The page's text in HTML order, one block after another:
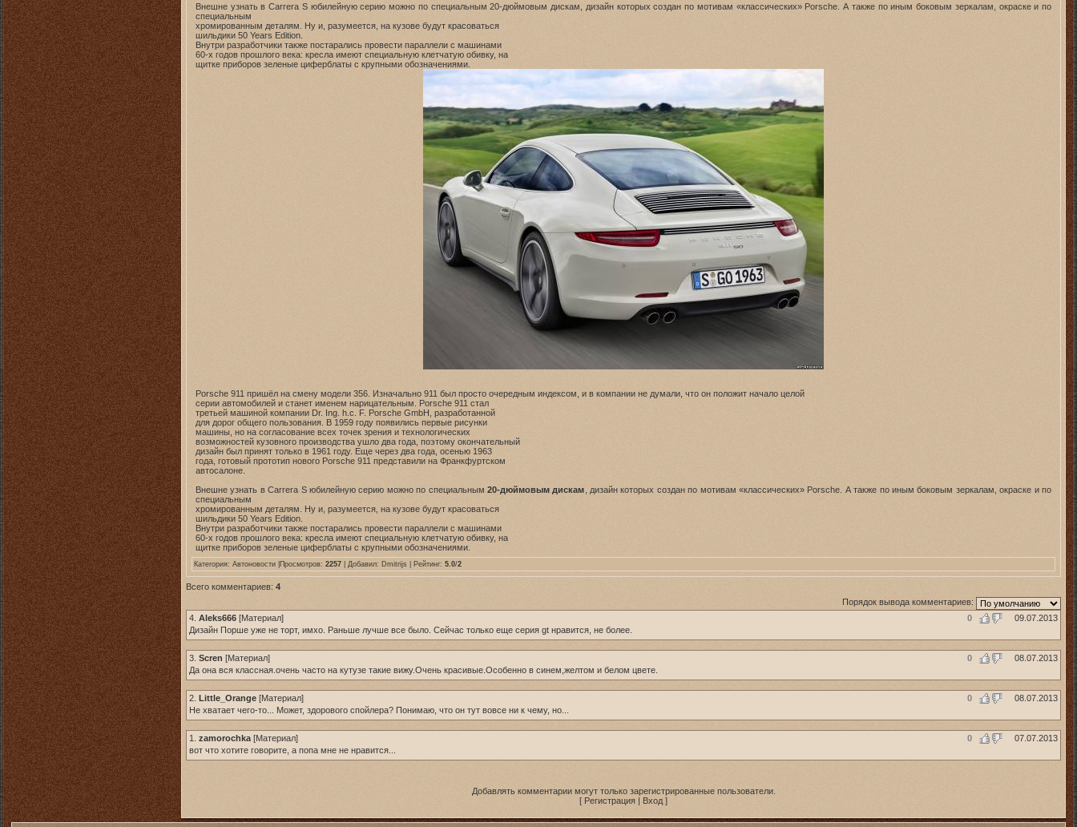
Внешне узнать в Carrera S юбилейную серию можно по специальным 20-дюймовым дискам, дизайн которых создан по мотивам «классических» Porsche. А также по иным боковым зеркалам, окраске и по
специальным
хромированным деталям. Ну и, разумеется, на кузове будут красоваться
шильдики 50 Years Edition.
Внутри разработчики также постарались провести параллели с машинами
60-х годов прошлого века: кресла имеют специальную клетчатую обивку, на
щитке приборов зеленые циферблаты с крупными обозначениями.
Porsche 911 пришёл на смену модели 356. Изначально 911 был просто очередным индексом, и в компании не думали, что он положит начало целой
серии автомобилей и станет именем нарицательным. Porsche 911 стал
третьей машиной компании Dr. Ing. h.c. F. Porsche GmbH, разработанной
для дорог общего пользования. В 1959 году появились первые рисунки
машины, но на согласование всех точек зрения и технологических
возможностей кузовного производства ушло два года, поэтому окончательный
дизайн был принят только в 1961 году. Еще через два года, осенью 1963
года, готовый прототип нового Porsche 911 представили на Франкфуртском
автосалоне.
Внешне узнать в Carrera S юбилейную серию можно по специальным20-дюймовым дискам , дизайн которых создан по мотивам «классических» Porsche. А также по иным боковым зеркалам, окраске и по
специальным
хромированным деталям. Ну и, разумеется, на кузове будут красоваться
шильдики 50 Years Edition.
Внутри разработчики также постарались провести параллели с машинами
60-х годов прошлого века: кресла имеют специальную клетчатую обивку, на
щитке приборов зеленые циферблаты с крупными обозначениями.
Категория: Автоновости |Просмотров: 2257 | Добавил: Dmitrijs | Рейтинг: 5.0/2
Всего комментариев: 4
Порядок вывода комментариев:
0
09.07.2013
4. Aleks666 [Материал]
Дизайн Порше уже не торт, имхо. Раньше лучше все было. Сейчас только еще серия gt нравится, не более.
0 08.07.2013
3. Scren [Материал]
Да она вся классная.очень часто на кутузе такие вижу.Очень красивые.Особенно в синем,желтом и белом цвете.
0 08.07.2013
2. Little_Orange [Материал]
Не хватает чего-то... Может, здорового спойлера? Понимаю, что он тут вовсе ни к чему, но...
0 07.07.2013
1. zamorochka [Материал]
вот что хотите говорите, а попа мне не нравится...
Добавлять комментарии могут только зарегистрированные пользователи.
[ Регистрация | Вход ]